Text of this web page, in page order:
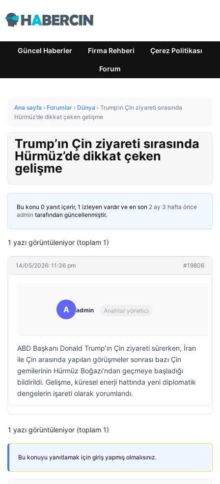
Güncel Haberler Firma Rehberi Çerez Politikası
Forum
Ana sayfa › Forumlar › Dünya › Trump’ın Çin ziyareti sırasında
Hürmüz’de dikkat çeken gelişme
Trump’ın Çin ziyareti sırasında
Hürmüz’de dikkat çeken
gelişme
Bu konu 0 yanıt içerir, 1 izleyen vardır ve en son 2 ay 3 hafta önce
admin tarafından güncellenmiştir.
1 yazı görüntüleniyor (toplam 1)
14/05/2026: 11:36 pm #19806
A admin Anahtar yönetici
ABD Başkanı Donald Trump’ın Çin ziyareti sürerken, İran
ile Çin arasında yapılan görüşmeler sonrası bazı Çin
gemilerinin Hürmüz Boğazı’ndan geçmeye başladığı
bildirildi. Gelişme, küresel enerji hattında yeni diplomatik
dengelerin işareti olarak yorumlandı.
1 yazı görüntüleniyor (toplam 1)
Bu konuyu yanıtlamak için giriş yapmış olmalısınız.